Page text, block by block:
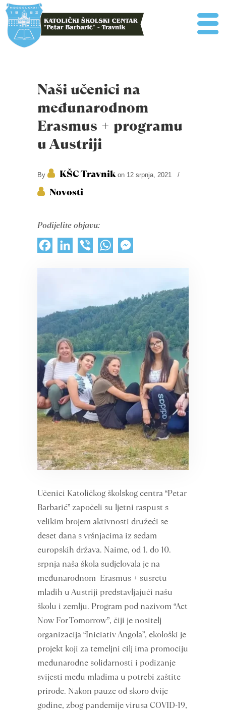
Naši učenici na
međunarodnom
Erasmus + programu
u Austriji
By KŠC Travnikon 12 srpnja, 2021 /
Novosti
Podijelite objavu:
FacebookLinkedInViber WhatsApp
Učenici Katoličkog školskog centra “Petar
Barbarić” započeli su ljetni raspust s
velikim brojem aktivnosti družeći se
deset dana s vršnjacima iz sedam
europskih država. Naime, od 1. do 10.
srpnja naša škola sudjelovala je na
međunarodnom Erasmus + susretu
mladih u Austriji predstavljajući našu
školu i zemlju. Program pod nazivom “Act
Now For Tomorrow”, čiji je nositelj
organizacija “Iniciativ Angola”, ekološki je
projekt koji za temeljni cilj ima promociju
međunarodne solidarnosti i podizanje
svijesti među mladima u potrebi zaštite
prirode. Nakon pauze od skoro dvije
godine, zbog pandemije virusa COVID-19,